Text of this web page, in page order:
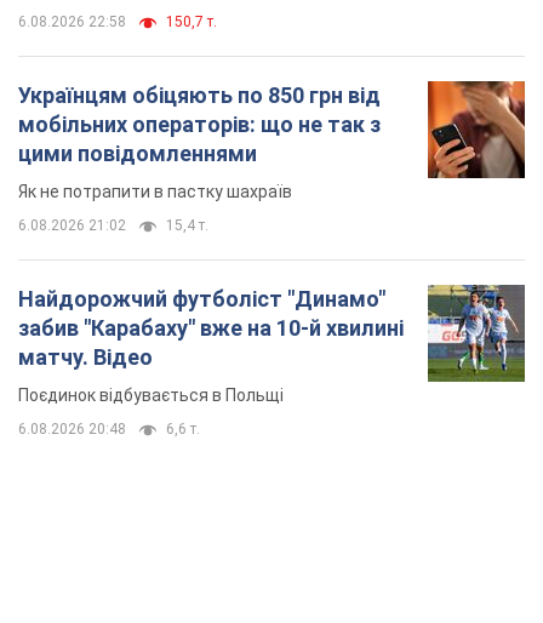
6.08.2026 22:58 150,7 т.
Українцям обіцяють по 850 грн від
мобільних операторів: що не так з
цими повідомленнями
Як не потрапити в пастку шахраїв
6.08.2026 21:02 15,4 т.
Найдорожчий футболіст "Динамо"
забив "Карабаху" вже на 10-й хвилині
матчу. Відео
Поєдинок відбувається в Польщі
6.08.2026 20:48 6,6 т.